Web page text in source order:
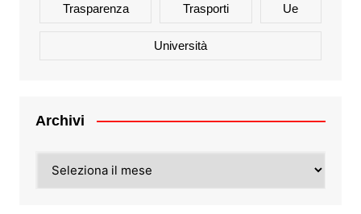
Trasparenza Trasporti Ue
Università
Archivi